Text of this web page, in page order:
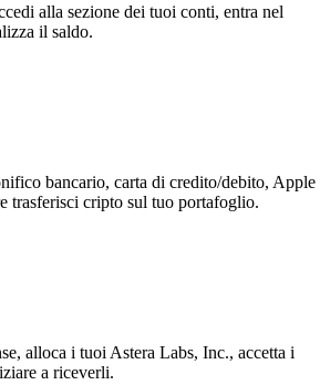
alla sezione dei tuoi conti, entra nel
il saldo.
bancario, carta di credito/debito, Apple
trasferisci cripto sul tuo portafoglio.
alloca i tuoi Astera Labs, Inc., accetta i
a riceverli.